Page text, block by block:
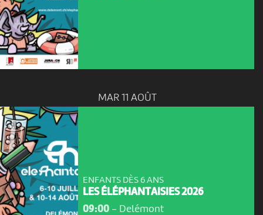
MAR 11 AOÛT
ENFANTS DÈS 6 ANS
LES ÉLÉPHANTAISIES 2026
09:00- Delémont